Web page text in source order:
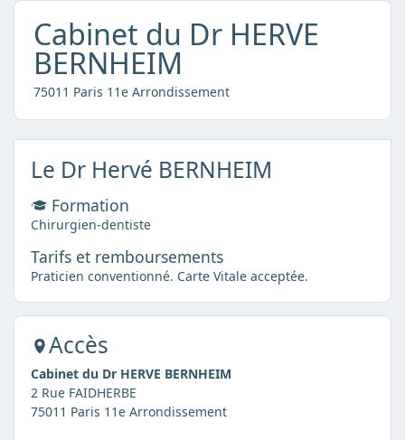
Cabinet du Dr HERVE
BERNHEIM
75011 Paris 11e Arrondissement
Le Dr Hervé BERNHEIM
Formation
Chirurgien-dentiste
Tarifs et remboursements
Praticien conventionné. Carte Vitale acceptée.
Accès
Cabinet du Dr HERVE BERNHEIM
2 Rue FAIDHERBE
75011 Paris 11e Arrondissement